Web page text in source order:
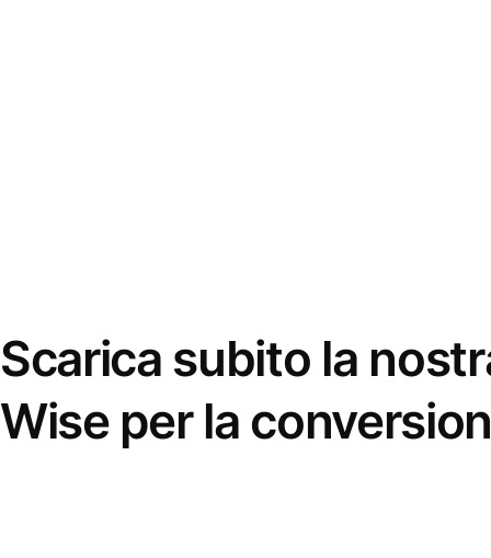
Scarica subito la
Wise per la